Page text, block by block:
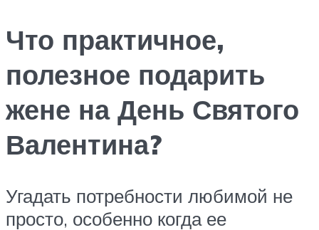
Что практичное,
полезное подарить
жене на День Святого
Валентина?
Угадать потребности любимой не
просто, особенно когда ее